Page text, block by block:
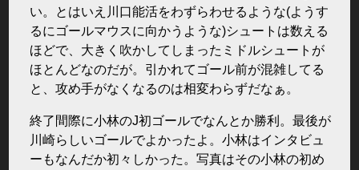
い。とはいえ川口能活をわずらわせるような(ようす
るにゴールマウスに向かうような)シュートは数える
ほどで、大きく吹かしてしまったミドルシュートが
ほとんどなのだが。引かれてゴール前が混雑してる
と、攻め手がなくなるのは相変わらずだなぁ。
終了間際に小林のJ初ゴールでなんとか勝利。最後が
川崎らしいゴールでよかったよ。小林はインタビュ
ーもなんだか初々しかった。写真はその小林の初め